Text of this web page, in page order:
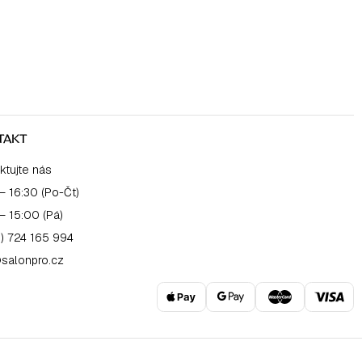
nás
16:30 (Po-Čt)
15:00 (Pá)
724 165 994